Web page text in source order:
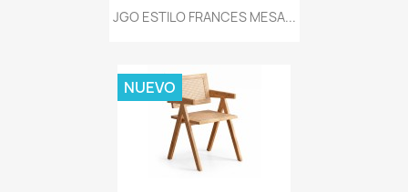
JGO ESTILO FRANCES MESA...
NUEVO